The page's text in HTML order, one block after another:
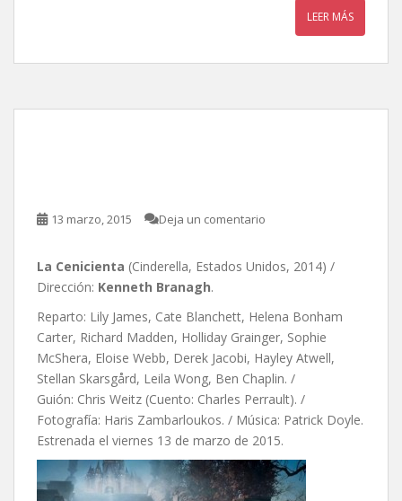
LEER MÁS
13 marzo, 2015 Deja un comentario
La Cenicienta (Cinderella, Estados Unidos, 2014) /
Dirección: Kenneth Branagh.
Reparto: Lily James, Cate Blanchett, Helena Bonham
Carter, Richard Madden, Holliday Grainger, Sophie
McShera, Eloise Webb, Derek Jacobi, Hayley Atwell,
Stellan Skarsgård, Leila Wong, Ben Chaplin. /
Guión: Chris Weitz (Cuento: Charles Perrault). /
Fotografía: Haris Zambarloukos. / Música: Patrick Doyle.
Estrenada el viernes 13 de marzo de 2015.